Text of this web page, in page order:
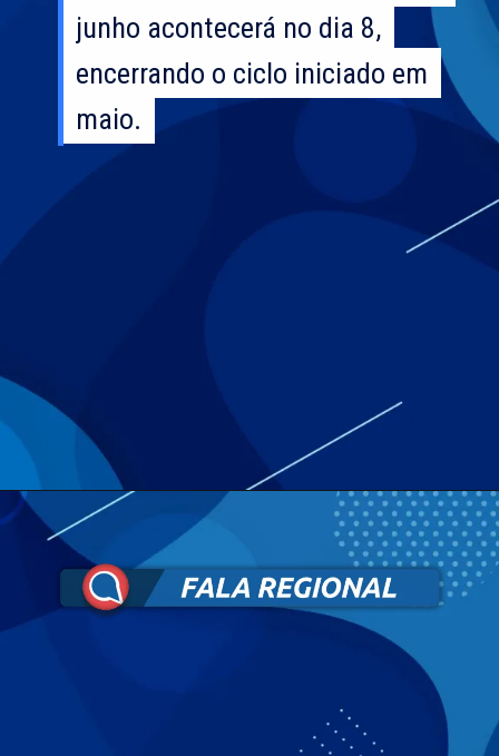
junho acontecerá no dia 8,
encerrando o ciclo iniciado em
maio.
junho acontecerá no dia 8,
encerrando o ciclo iniciado em
maio.